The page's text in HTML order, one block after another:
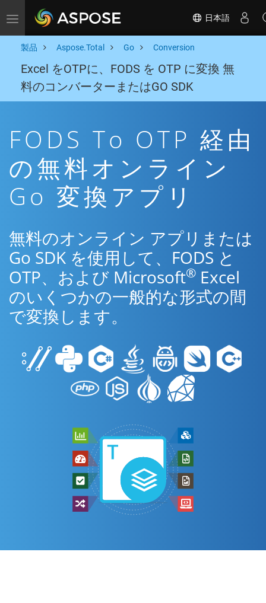
Toggle navigation 日本語
製品 Aspose.Total Go Conversion
Excel をOTPに、FODS を OTP に変換 無
料のコンバーターまたはGO SDK
FODS To OTP 経由
の無料オンライン
Go 変換アプリ
無料のオンライン アプリまたは
Go SDK を使用して、FODS と
OTP、および Microsoft® Excel
のいくつかの一般的な形式の間
で変換します。